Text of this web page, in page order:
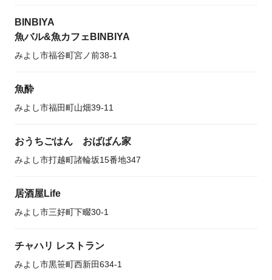
BINBIYA
魚バル&魚カフェBINBIYA
みよし市福谷町宮ノ前38-1
魚酔
みよし市福田町山畑39-11
おうちごはん おばばん家
みよし市打越町諸輪坂15番地347
居酒屋Life
みよし市三好町下畷30-1
チャハリ レストラン
みよし市黒笹町西新田634-1